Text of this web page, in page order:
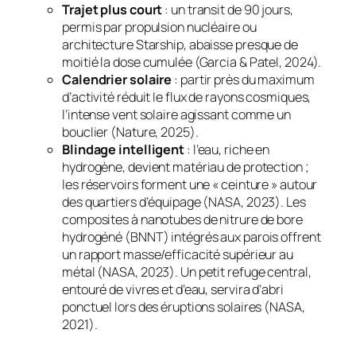
Trajet plus court: un transit de 90 jours,
permis par propulsion nucléaire ou
architectureStarship, abaisse presque de
moitié la dose cumulée (Garcia & Patel, 2024).
Calendrier solaire : partir près du maximum
d’activité réduit le flux de rayons cosmiques,
l’intense vent solaire agissant comme un
bouclier (Nature, 2025).
Blindage intelligent: l’eau, riche en
hydrogène, devient matériau de protection ;
les réservoirs forment une « ceinture » autour
des quartiers d’équipage (NASA, 2023). Les
composites à nanotubes de nitrure de bore
hydrogéné (BNNT) intégrés aux parois offrent
un rapport masse/efficacité supérieur au
métal (NASA, 2023). Un petit refuge central,
entouré de vivres et d’eau, servira d’abri
ponctuel lors des éruptions solaires (NASA,
2021).